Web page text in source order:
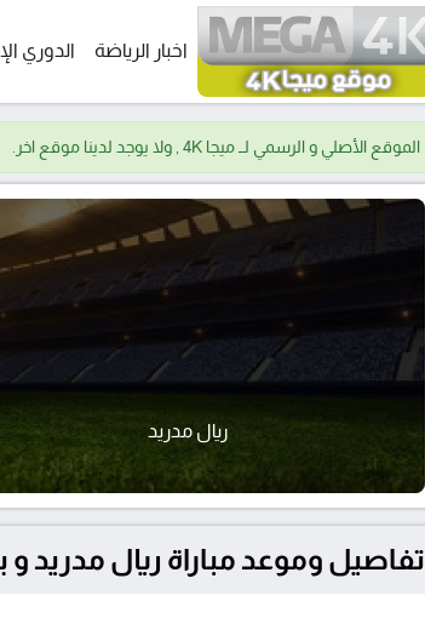
اخبار الرياضة الدوري
الموقع الأصلي و الرسمي لــ ميجا 4K , ولا يوجد لدينا موقع اخر.
ريال مدريد
تفاصيل وموعد مباراة ريال مدريد و بايرن ميونخ بتاريخ